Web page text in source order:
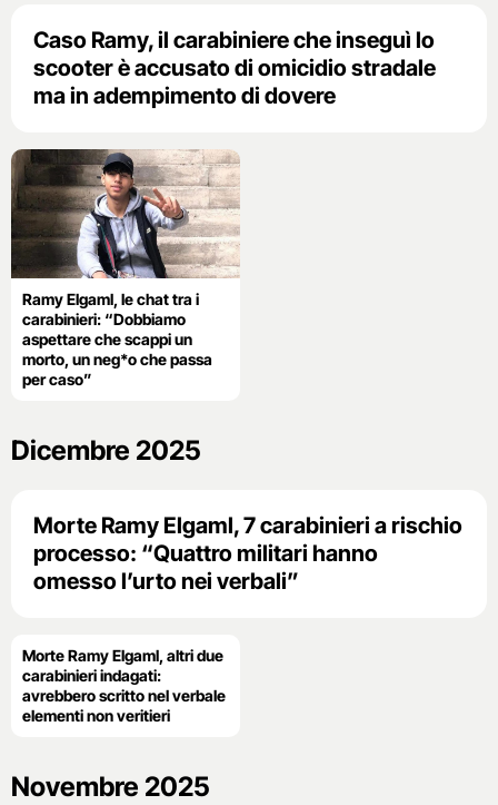
Caso Ramy, il carabiniere che inseguì lo
scooter è accusato di omicidio stradale
ma in adempimento di dovere
Ramy Elgaml, le chat tra i
carabinieri: “Dobbiamo
aspettare che scappi un
morto, un neg*o che passa
per caso”
Dicembre 2025
Morte Ramy Elgaml, 7 carabinieri a rischio
processo: “Quattro militari hanno
omesso l’urto nei verbali”
Morte Ramy Elgaml, altri due
carabinieri indagati:
avrebbero scritto nel verbale
elementi non veritieri
Novembre 2025